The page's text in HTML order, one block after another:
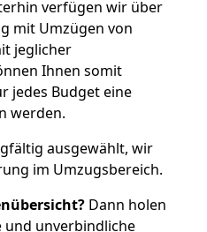
verfügen wir über
mit Umzügen von
jeglicher
Ihnen somit
jedes Budget eine
werden.
ausgewählt, wir
im Umzugsbereich.
Dann holen
und unverbindliche